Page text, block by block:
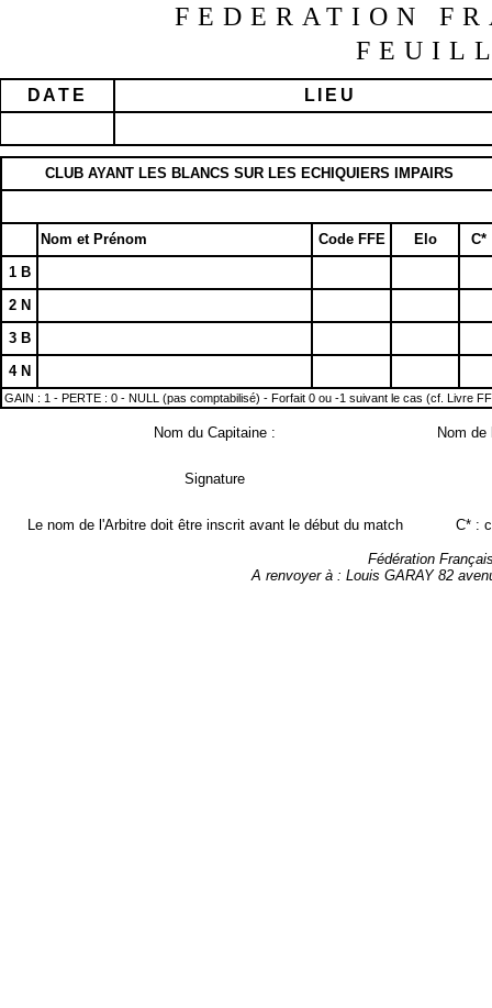
FEDERATION
DATE LIEU
CLUB AYANT LES BLANCS SUR LES ECHIQUIERS IMPAIRS
Nom et Prénom Code FFE Elo
C*
1 B
2 N
3 B
4 N
GAIN : 1 - PERTE : 0 - NULL (pas comptabilisé) - Forfait 0 ou -1 suivant le cas (cf. Livre
Nom du Capitaine : Nom
Signature
Le nom de l'Arbitre doit être inscrit avant le début du match C* :
Fédération
A renvoyer à : Louis GARAY 82